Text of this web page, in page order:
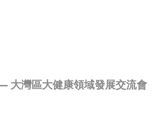
大灣區大健康領域發展交流會